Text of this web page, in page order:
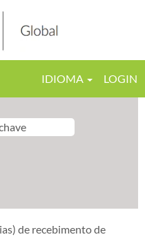
IDIOMA LOGIN
de recebimento de